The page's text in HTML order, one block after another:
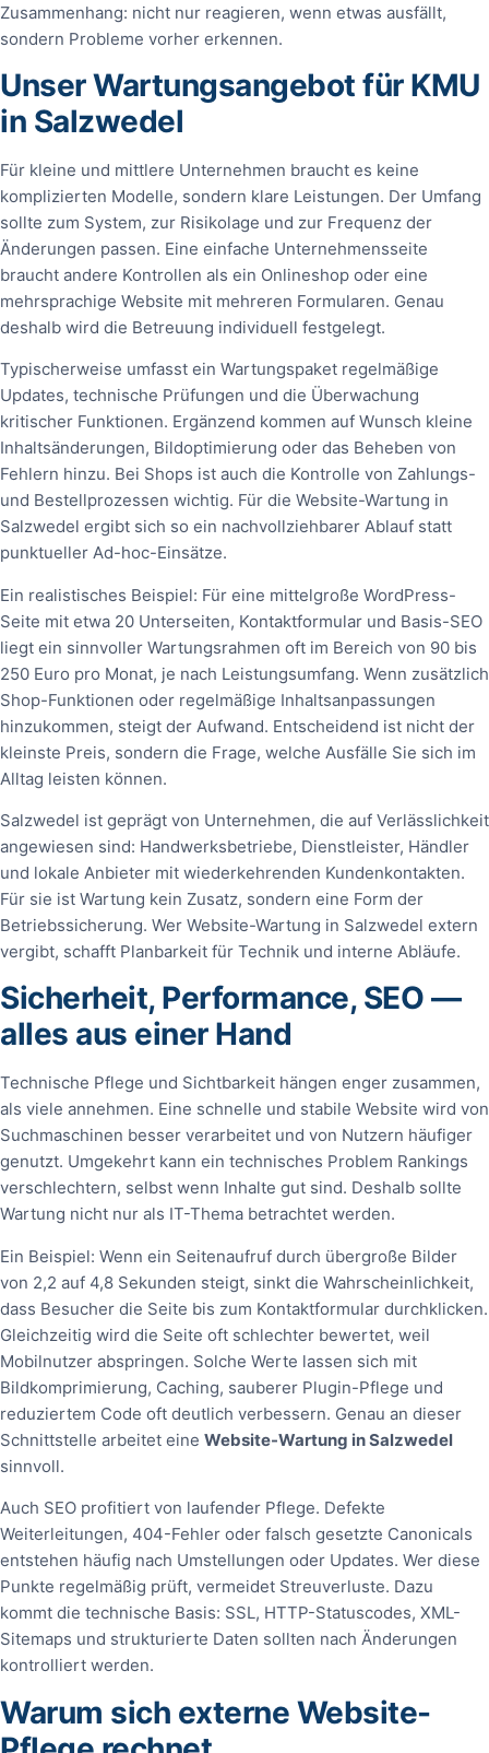
Zusammenhang: nicht nur reagieren, wenn etwas ausfällt,
sondern Probleme vorher erkennen.
Unser Wartungsangebot für KMU
in Salzwedel
Für kleine und mittlere Unternehmen braucht es keine
komplizierten Modelle, sondern klare Leistungen. Der Umfang
sollte zum System, zur Risikolage und zur Frequenz der
Änderungen passen. Eine einfache Unternehmensseite
braucht andere Kontrollen als ein Onlineshop oder eine
mehrsprachige Website mit mehreren Formularen. Genau
deshalb wird die Betreuung individuell festgelegt.
Typischerweise umfasst ein Wartungspaket regelmäßige
Updates, technische Prüfungen und die Überwachung
kritischer Funktionen. Ergänzend kommen auf Wunsch kleine
Inhaltsänderungen, Bildoptimierung oder das Beheben von
Fehlern hinzu. Bei Shops ist auch die Kontrolle von Zahlungs-
und Bestellprozessen wichtig. Für die Website-Wartung in
Salzwedel ergibt sich so ein nachvollziehbarer Ablauf statt
punktueller Ad-hoc-Einsätze.
Ein realistisches Beispiel: Für eine mittelgroße WordPress-
Seite mit etwa 20 Unterseiten, Kontaktformular und Basis-SEO
liegt ein sinnvoller Wartungsrahmen oft im Bereich von 90 bis
250 Euro pro Monat, je nach Leistungsumfang. Wenn zusätzlich
Shop-Funktionen oder regelmäßige Inhaltsanpassungen
hinzukommen, steigt der Aufwand. Entscheidend ist nicht der
kleinste Preis, sondern die Frage, welche Ausfälle Sie sich im
Alltag leisten können.
Salzwedel ist geprägt von Unternehmen, die auf Verlässlichkeit
angewiesen sind: Handwerksbetriebe, Dienstleister, Händler
und lokale Anbieter mit wiederkehrenden Kundenkontakten.
Für sie ist Wartung kein Zusatz, sondern eine Form der
Betriebssicherung. Wer Website-Wartung in Salzwedel extern
vergibt, schafft Planbarkeit für Technik und interne Abläufe.
Sicherheit, Performance, SEO —
alles aus einer Hand
Technische Pflege und Sichtbarkeit hängen enger zusammen,
als viele annehmen. Eine schnelle und stabile Website wird von
Suchmaschinen besser verarbeitet und von Nutzern häufiger
genutzt. Umgekehrt kann ein technisches Problem Rankings
verschlechtern, selbst wenn Inhalte gut sind. Deshalb sollte
Wartung nicht nur als IT-Thema betrachtet werden.
Ein Beispiel: Wenn ein Seitenaufruf durch übergroße Bilder
von 2,2 auf 4,8 Sekunden steigt, sinkt die Wahrscheinlichkeit,
dass Besucher die Seite bis zum Kontaktformular durchklicken.
Gleichzeitig wird die Seite oft schlechter bewertet, weil
Mobilnutzer abspringen. Solche Werte lassen sich mit
Bildkomprimierung, Caching, sauberer Plugin-Pflege und
reduziertem Code oft deutlich verbessern. Genau an dieser
Schnittstelle arbeitet eine Website-Wartung in Salzwedel
sinnvoll.
Auch SEO profitiert von laufender Pflege. Defekte
Weiterleitungen, 404-Fehler oder falsch gesetzte Canonicals
entstehen häufig nach Umstellungen oder Updates. Wer diese
Punkte regelmäßig prüft, vermeidet Streuverluste. Dazu
kommt die technische Basis: SSL, HTTP-Statuscodes, XML-
Sitemaps und strukturierte Daten sollten nach Änderungen
kontrolliert werden.
Warum sich externe Website-